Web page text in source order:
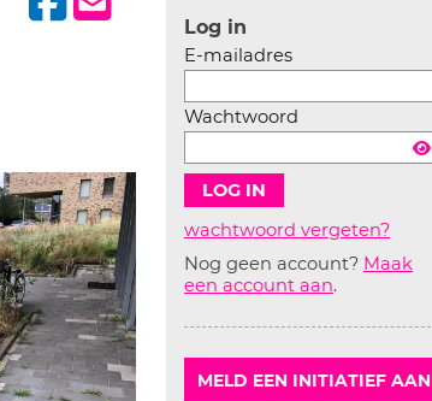
Log in
E-mailadres
Wachtwoord
wachtwoord vergeten?
Nog geen account? Maak
een account aan.
MELD EEN INITIATIEF AAN